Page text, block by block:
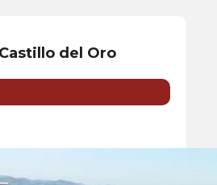
del Oro